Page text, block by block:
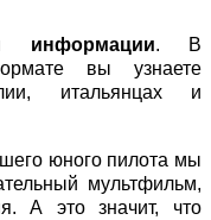
информации. В
вы узнаете
итальянцах и
юного пилота мы
мультфильм,
А это значит, что